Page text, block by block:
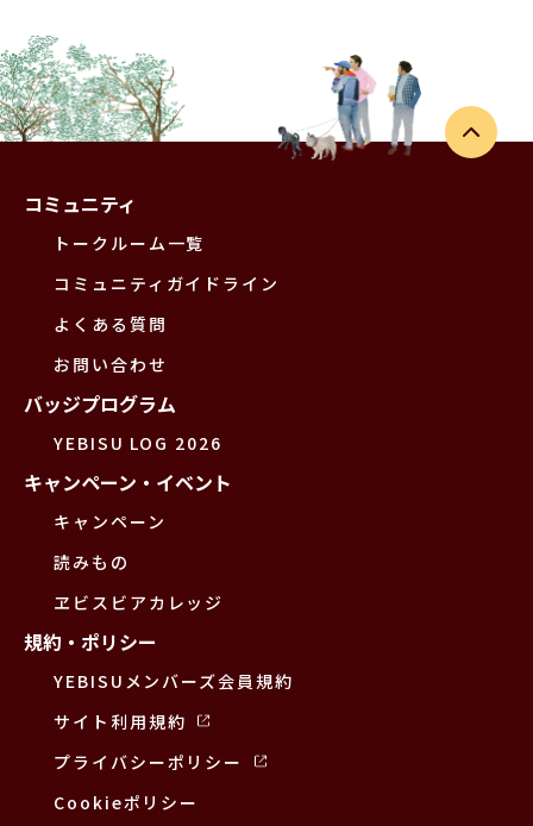
コミュニティ
トークルーム一覧
コミュニティガイドライン
よくある質問
お問い合わせ
バッジプログラム
YEBISU LOG 2026
キャンペーン・イベント
キャンペーン
読みもの
ヱビスビアカレッジ
規約・ポリシー
YEBISUメンバーズ会員規約
サイト利用規約
プライバシーポリシー
Cookieポリシー